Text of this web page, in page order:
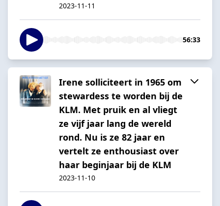
2023-11-11
56:33
Irene solliciteert in 1965 om
stewardess te worden bij de
KLM. Met pruik en al vliegt
ze vijf jaar lang de wereld
rond. Nu is ze 82 jaar en
vertelt ze enthousiast over
haar beginjaar bij de KLM
2023-11-10